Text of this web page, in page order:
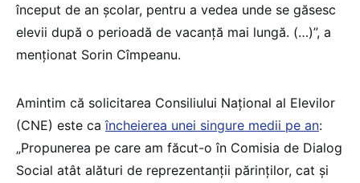
început de an școlar, pentru a vedea unde se găsesc
elevii după o perioadă de vacanță mai lungă. (…)”, a
menționat Sorin Cîmpeanu.
Amintim că solicitarea Consiliului Național al Elevilor
(CNE) este caîncheierea unei singure medii pe an:
„Propunerea pe care am făcut-o în Comisia de Dialog
Social atât alături de reprezentanții părinților, cat și